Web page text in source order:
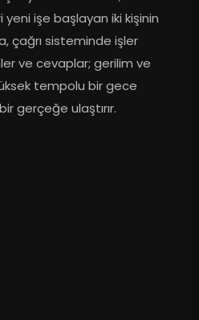
yeni işe başlayan iki kişinin
çağrı sisteminde işler
ve cevaplar; gerilim ve
tempolu bir gece
gerçeğe ulaştırır.